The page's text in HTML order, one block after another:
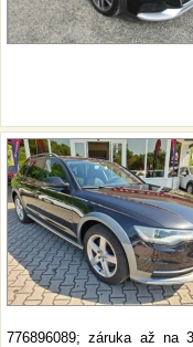
776896089; záruka až na